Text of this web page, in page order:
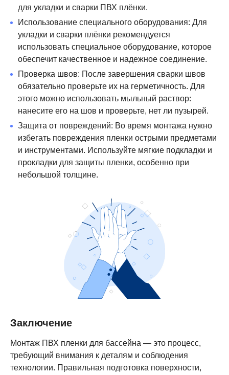
для укладки и сварки ПВХ плёнки.
Использование специального оборудования: Для
укладки и сварки плёнки рекомендуется
использовать специальное оборудование, которое
обеспечит качественное и надежное соединение.
Проверка швов: После завершения сварки швов
обязательно проверьте их на герметичность. Для
этого можно использовать мыльный раствор:
нанесите его на шов и проверьте, нет ли пузырей.
Защита от повреждений: Во время монтажа нужно
избегать повреждения пленки острыми предметами
и инструментами. Используйте мягкие подкладки и
прокладки для защиты пленки, особенно при
небольшой толщине.
Заключение
Монтаж ПВХ пленки для бассейна — это процесс,
требующий внимания к деталям и соблюдения
технологии. Правильная подготовка поверхности,